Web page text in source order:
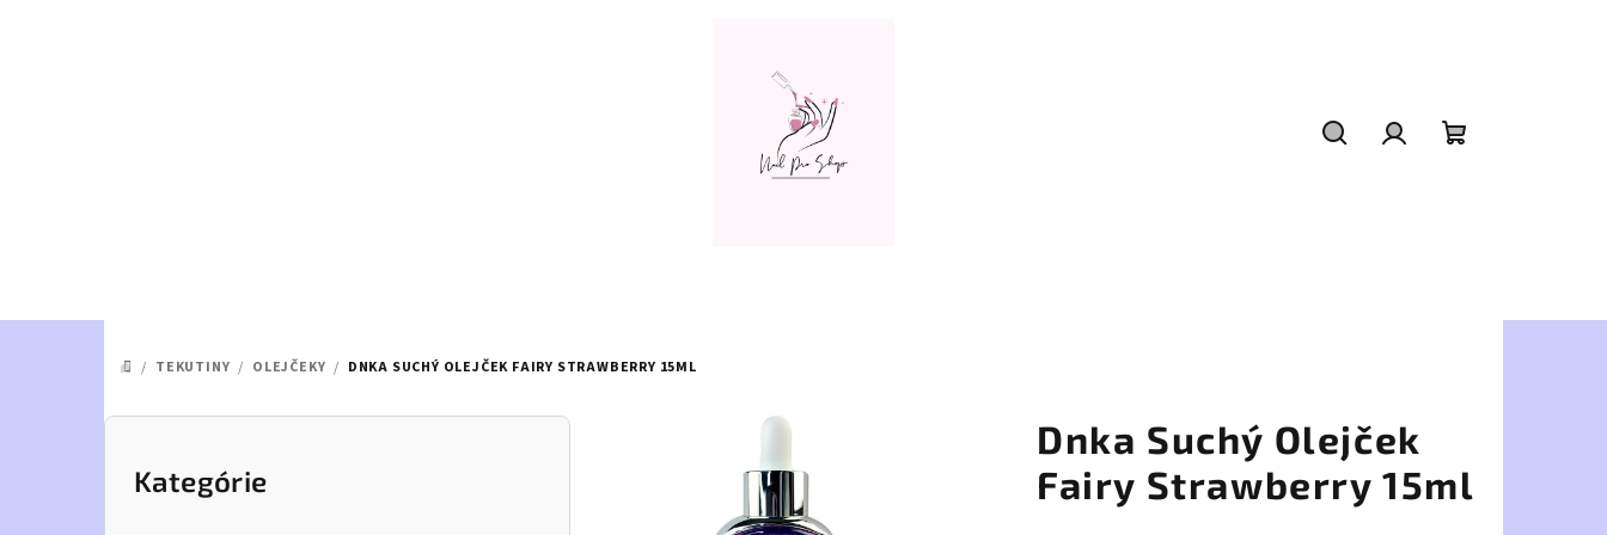
DOMOV
/ TEKUTINY / OLEJČEKY / DNKA SUCHÝ OLEJČEK FAIRY STRAWBERRY 15ML
B
Preskočiť
kategórie
Kategórie
Dnka Suchý Olejček
Fairy Strawberry 15ml